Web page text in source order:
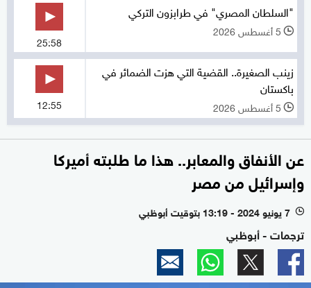
"السلطان المصري" في طرابزون التركي
l 5 أغسطس 2026
25:58
زينب الصغيرة.. القضية التي هزت الضمائر في
باكستان
l 5 أغسطس 2026 12:55
عن الأنفاق والمعابر.. هذا ما طلبته أميركا
وإسرائيل من مصر
l 7 يونيو 2024 - 13:19 بتوقيت أبوظبي
ترجمات - أبوظبي